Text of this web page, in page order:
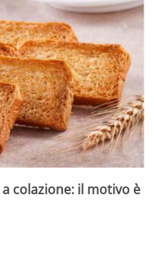
colazione: il motivo è